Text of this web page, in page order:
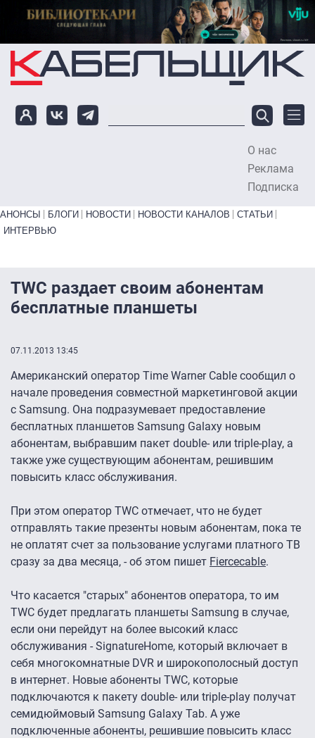
Перейти к основному содержанию
О нас
Реклама
Подписка
Primary links bottom
АНОНСЫ БЛОГИ НОВОСТИ НОВОСТИ КАНАЛОВ
СТАТЬИ
ИНТЕРВЬЮ
TWC раздает своим абонентам
бесплатные планшеты
07.11.2013 13:45
Американский оператор Time Warner Cable сообщил о
начале проведения совместной маркетинговой акции
с Samsung. Она подразумевает предоставление
бесплатных планшетов Samsung Galaxy новым
абонентам, выбравшим пакет double- или triple-play, а
также уже существующим абонентам, решившим
повысить класс обслуживания.
При этом оператор TWC отмечает, что не будет
отправлять такие презенты новым абонентам, пока те
не оплатят счет за пользование услугами платного ТВ
сразу за два месяца, - об этом пишет Fiercecable.
Что касается "старых" абонентов оператора, то им
TWC будет предлагать планшеты Samsung в случае,
если они перейдут на более высокий класс
обслуживания - SignatureHome, который включает в
себя многокомнатные DVR и широкополосный доступ
в интернет. Новые абоненты TWC, которые
подключаются к пакету double- или triple-play получат
семидюймовый Samsung Galaxy Tab. А уже
подключенные абоненты, решившие повысить класс